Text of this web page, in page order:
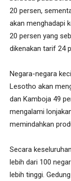
20 persen,
akan menghadapi
20 persen yang
dikenakan tarif 24
Negara-negara
Lesotho akan
dan Kamboja 49
mengalami
memindahkan
Secara
lebih dari 100
lebih tinggi.